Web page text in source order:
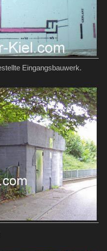
Eingangsbauwerk.